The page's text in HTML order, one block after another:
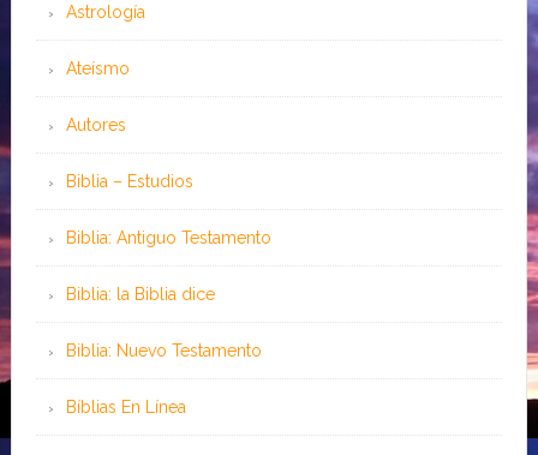
Astrología
Ateísmo
Autores
Biblia – Estudios
Biblia: Antiguo Testamento
Biblia: la Biblia dice
Biblia: Nuevo Testamento
Bíblias En Línea